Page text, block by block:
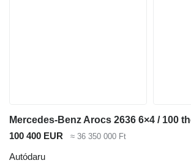
100 400 EUR ≈ 36 350 000 Ft
Autódaru